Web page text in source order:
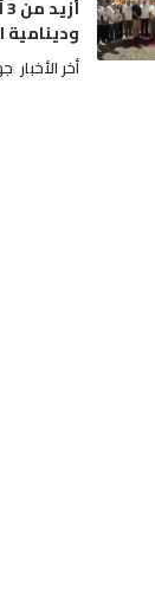
ودينامية
أخر الأخبار